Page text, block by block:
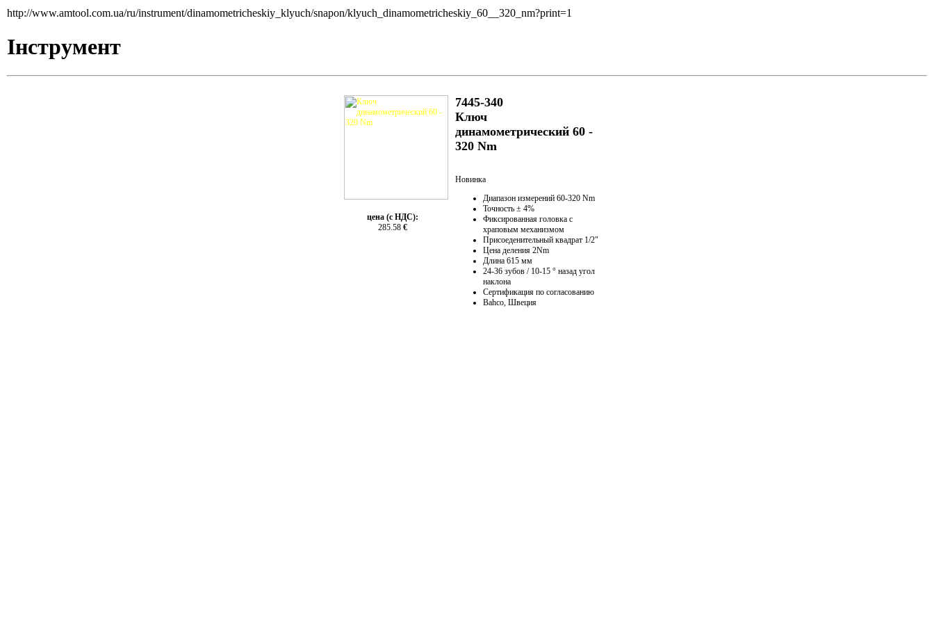
http://www.amtool.com.ua/ru/instrument/dinamometricheskiy_klyuch/snapon/klyuch_dinamometricheskiy_60__320_nm?print=1
Інструмент
цена (с НДС):
285.58 €
7445-340
Ключ
динамометрический 60 -
320 Nm
Новинка
Диапазон измерений 60-320 Nm
Точность ± 4%
Фиксированная головка с
храповым механизмом
Присоеденительный квадрат 1/2"
Цена деления 2Nm
Длина 615 мм
24-36 зубов / 10-15 ° назад угол
наклона
Сертификация по согласованию
Bahco, Швеция